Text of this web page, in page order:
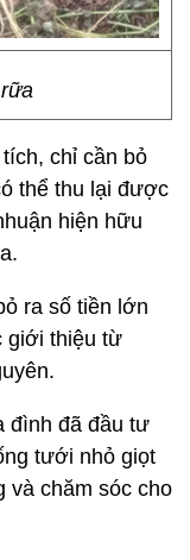
chỉ cần bỏ
thể thu lại được
hiện hữu
ra số tiền lớn
giới thiệu từ
đình đã đầu tư
tưới nhỏ giọt
và chăm sóc cho